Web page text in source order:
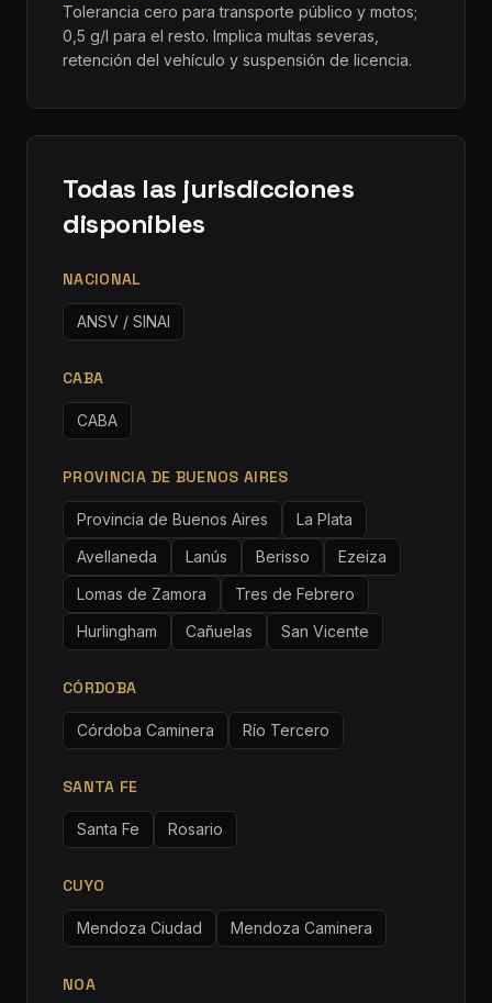
Tolerancia cero para transporte público y motos;
0,5 g/l para el resto. Implica multas severas,
retención del vehículo y suspensión de licencia.
Todas las jurisdicciones
disponibles
NACIONAL
ANSV / SINAI
CABA
CABA
PROVINCIA DE BUENOS AIRES
Provincia de Buenos Aires
La Plata
Avellaneda
Lanús Berisso
Ezeiza
Lomas de Zamora
Tres de Febrero
Hurlingham
Cañuelas San Vicente
CÓRDOBA
Córdoba Caminera Río Tercero
SANTA FE
Santa Fe Rosario
CUYO
Mendoza Ciudad Mendoza Caminera
NOA